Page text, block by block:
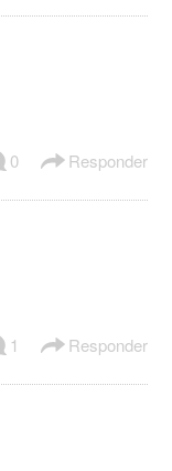
0 Responder
1 Responder